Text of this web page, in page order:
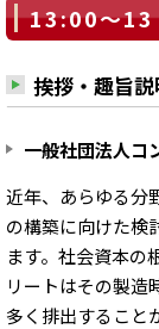
13:00～13
挨拶・趣旨説
一般社団法人コ
近年、あらゆる分
の構築に向けた検
ます。社会資本の
リートはその製造
多く排出すること